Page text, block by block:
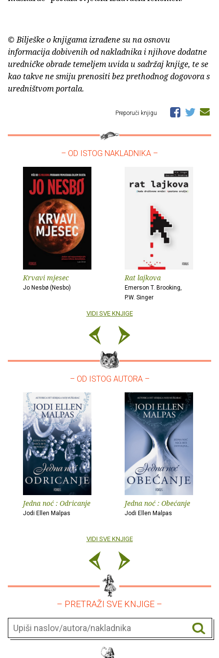
© Bilješke o knjigama izrađene su na osnovu
informacija dobivenih od nakladnika i njihove dodatne
uredničke obrade temeljem uvida u sadržaj knjige, te se
kao takve ne smiju prenositi bez prethodnog dogovora s
uredništvom portala.
Preporuči knjigu
– OD ISTOG NAKLADNIKA –
Krvavi mjesec
Jo Nesbø (Nesbo)
Rat lajkova
Emerson T. Brooking,
P.W. Singer
VIDI SVE KNJIGE
– OD ISTOG AUTORA –
Jedna noć : Odricanje
Jodi Ellen Malpas
Jedna noć : Obećanje
Jodi Ellen Malpas
VIDI SVE KNJIGE
– PRETRAŽI SVE KNJIGE –